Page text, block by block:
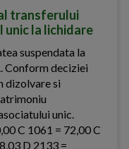
transferului
la lichidare
suspendata la
Conform deciziei
dizolvare si
unic.
C 1061 = 72,00 C
D 2133 =